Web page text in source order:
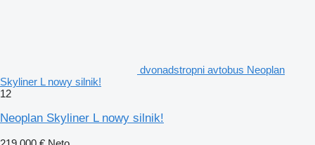
dvonadstropni avtobus Neoplan
Skyliner L nowy silnik!
12
Neoplan Skyliner L nowy silnik!